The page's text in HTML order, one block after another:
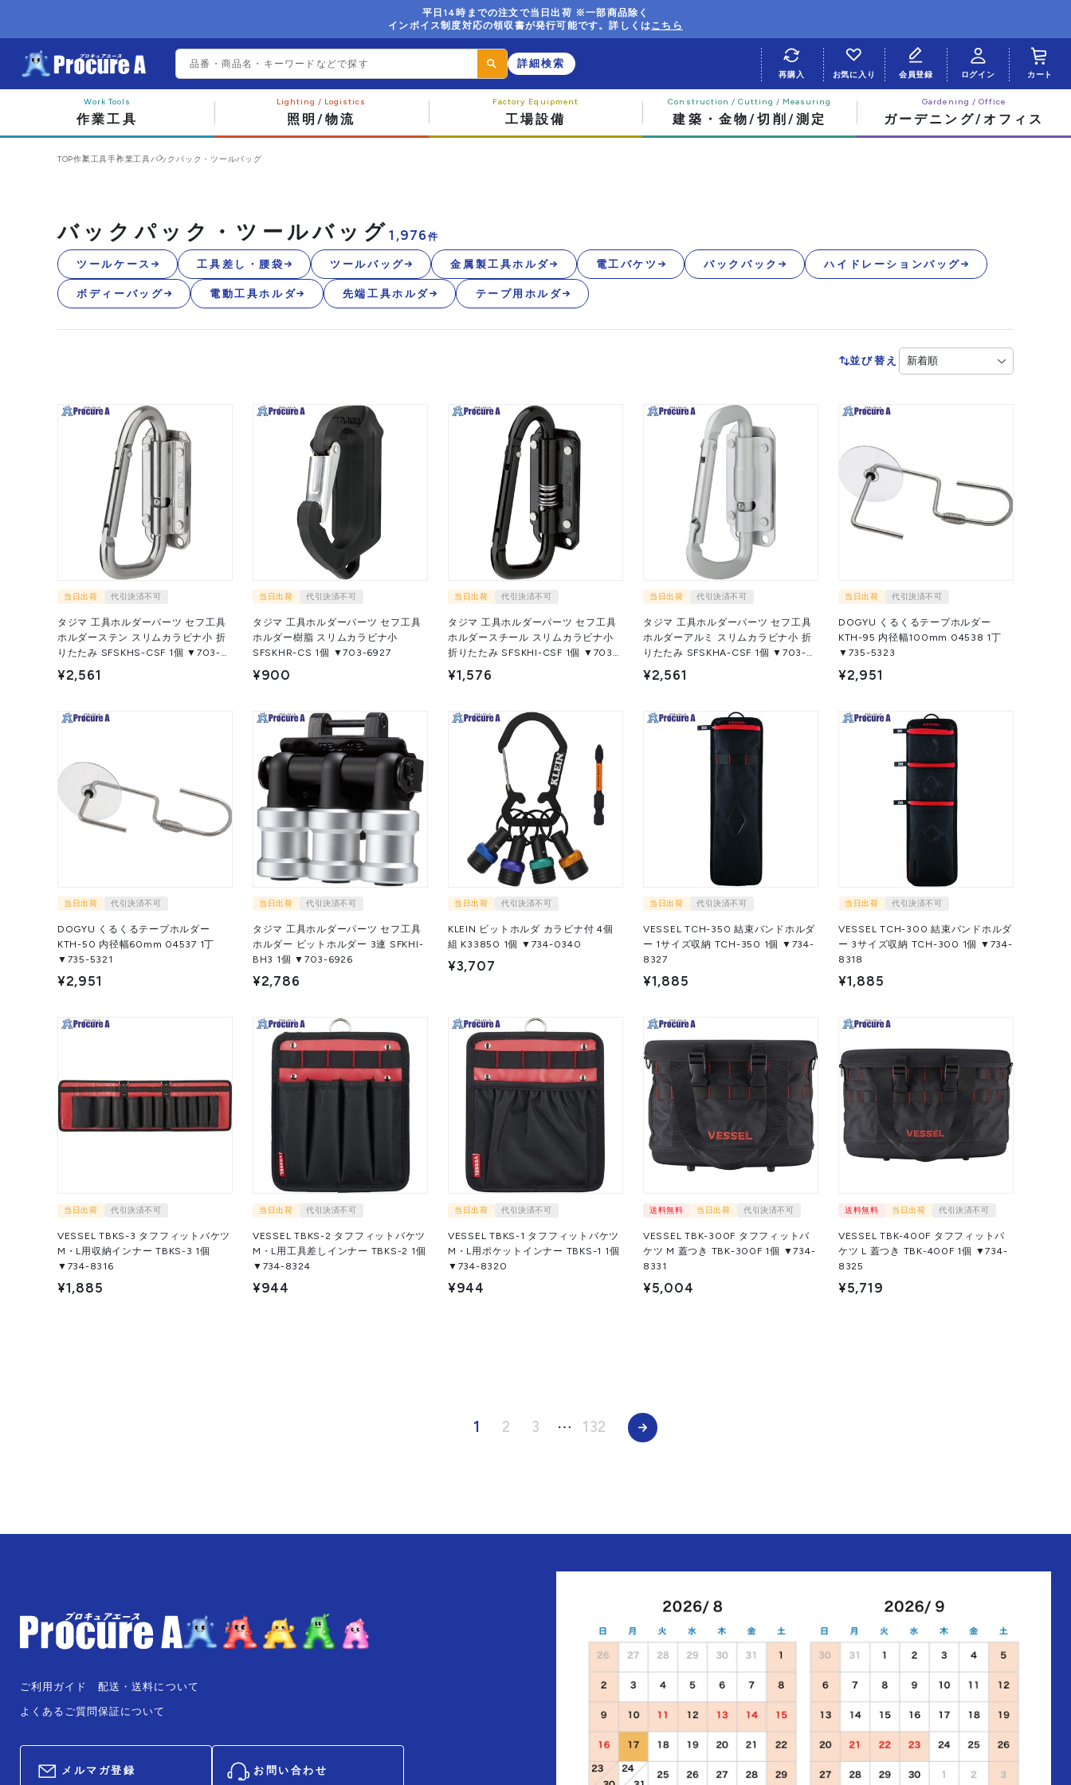
平日14時までの注文で当日出荷 ※一部商品除く
インボイス制度対応の領収書が発行可能です。詳しくはこちら
詳細検索
作業工具 照明/物流 工場設備 建築・金物/切削/測定 ガーデニング/オフィス
再購入 お気に入り 会員登録 ログイン カート
TOP作業工具手作業工具バックパック・ツールバッグ
バックパック・ツールバッグ1,976 件
ツールケース 工具差し・腰袋 ツールバッグ 金属製工具ホルダ 電工バケツ バックパック ハイドレーションバッグ
ボディーバッグ 電動工具ホルダ 先端工具ホルダ テープ用ホルダ
並び替え
当日出荷 代引決済不可
タジマ 工具ホルダーパーツ セフ工具
ホルダーステン スリムカラビナ小 折
りたたみ SFSKHS-CSF 1個 ▼703-
6907
¥2,561
当日出荷 代引決済不可
タジマ 工具ホルダーパーツ セフ工具
ホルダー樹脂 スリムカラビナ小
SFSKHR-CS 1個 ▼703-6927
¥900
当日出荷 代引決済不可
タジマ 工具ホルダーパーツ セフ工具
ホルダースチール スリムカラビナ小
折りたたみ SFSKHI-CSF 1個 ▼703-
6933
¥1,576
当日出荷 代引決済不可
タジマ 工具ホルダーパーツ セフ工具
ホルダーアルミ スリムカラビナ小 折
りたたみ SFSKHA-CSF 1個 ▼703-
6912
¥2,561
当日出荷 代引決済不可
DOGYU くるくるテープホルダー
KTH-95 内径幅100mm 04538 1丁
▼735-5323
¥2,951
当日出荷 代引決済不可
DOGYU くるくるテープホルダー
KTH-50 内径幅60mm 04537 1丁
▼735-5321
¥2,951
当日出荷 代引決済不可
タジマ 工具ホルダーパーツ セフ工具
ホルダー ビットホルダー 3連 SFKHI-
BH3 1個 ▼703-6926
¥2,786
当日出荷 代引決済不可
KLEIN ビットホルダ カラビナ付 4個
組 K33850 1個 ▼734-0340
¥3,707
当日出荷 代引決済不可
VESSEL TCH-350 結束バンドホルダ
ー 1サイズ収納 TCH-350 1個 ▼734-
8327
¥1,885
当日出荷 代引決済不可
VESSEL TCH-300 結束バンドホルダ
ー 3サイズ収納 TCH-300 1個 ▼734-
8318
¥1,885
当日出荷 代引決済不可
VESSEL TBKS-3 タフフィットバケツ
M・L用収納インナー TBKS-3 1個
▼734-8316
¥1,885
当日出荷 代引決済不可
VESSEL TBKS-2 タフフィットバケツ
M・L用工具差しインナー TBKS-2 1個
▼734-8324
¥944
当日出荷 代引決済不可
VESSEL TBKS-1 タフフィットバケツ
M・L用ポケットインナー TBKS-1 1個
▼734-8320
¥944
送料無料 当日出荷 代引決済不可
VESSEL TBK-300F タフフィットバ
ケツ M 蓋つき TBK-300F 1個 ▼734-
8331
¥5,004
送料無料 当日出荷 代引決済不可
VESSEL TBK-400F タフフィットバ
ケツ L 蓋つき TBK-400F 1個 ▼734-
8325
¥5,719
1 2 3 ⋯ 132
ご利用ガイド
よくあるご質問
配送・送料について
保証について
メルマガ登録 お問い合わせ